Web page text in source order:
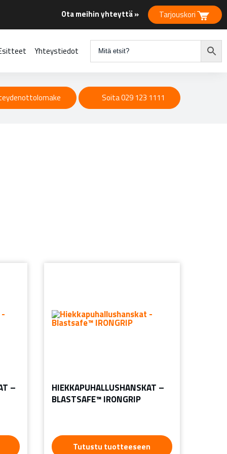
Ota meihin yhteyttä » Tarjouskori
Yhteystiedot
Soita 029 123 1111
–
HIEKKAPUHALLUSHANSKAT –
BLASTSAFE™ IRONGRIP
Tutustu tuotteeseen